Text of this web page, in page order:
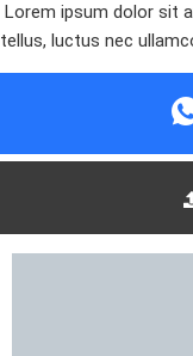
Lorem ipsum dolor sit
tellus, luctus nec